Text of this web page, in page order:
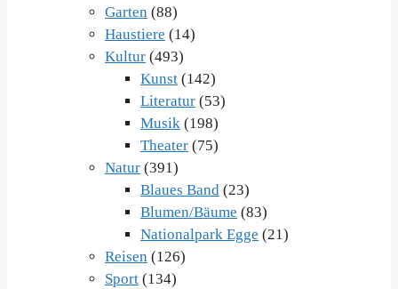
Garten (88)
Haustiere (14)
Kultur (493)
Kunst (142)
Literatur (53)
Musik (198)
Theater (75)
Natur (391)
Blaues Band (23)
Blumen/Bäume (83)
Nationalpark Egge (21)
Reisen (126)
Sport (134)